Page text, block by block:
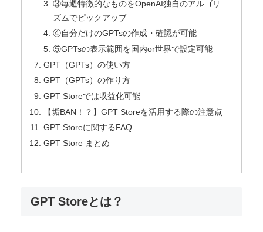
③毎週特徴的なものをOpenAI独自のアルゴリ
ズムでピックアップ
④自分だけのGPTsの作成・確認が可能
⑤GPTsの表示範囲を国内or世界で設定可能
GPT（GPTs）の使い方
GPT（GPTs）の作り方
GPT Storeでは収益化可能
【垢BAN！？】GPT Storeを活用する際の注意点
GPT Storeに関するFAQ
GPT Store まとめ
GPT Storeとは？